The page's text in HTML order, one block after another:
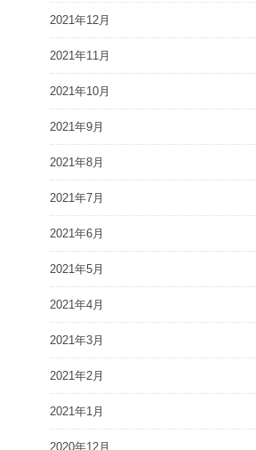
2021年12月
2021年11月
2021年10月
2021年9月
2021年8月
2021年7月
2021年6月
2021年5月
2021年4月
2021年3月
2021年2月
2021年1月
2020年12月